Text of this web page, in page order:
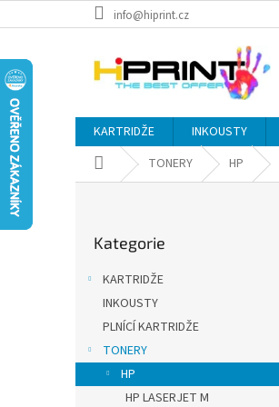
na
info@hiprint.cz
KARTRIDŽE INKOUSTY
Domů TONERY HP
a
kategorie
Kategorie
KARTRIDŽE
INKOUSTY
PLNÍCÍ KARTRIDŽE
TONERY
HP
HP LASERJET M